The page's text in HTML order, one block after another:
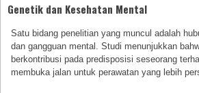
Genetik dan Kesehatan Mental
Satu bidang penelitian yang muncul adalah
dan gangguan mental. Studi menunjukkan
berkontribusi pada predisposisi seseorang
membuka jalan untuk perawatan yang lebih